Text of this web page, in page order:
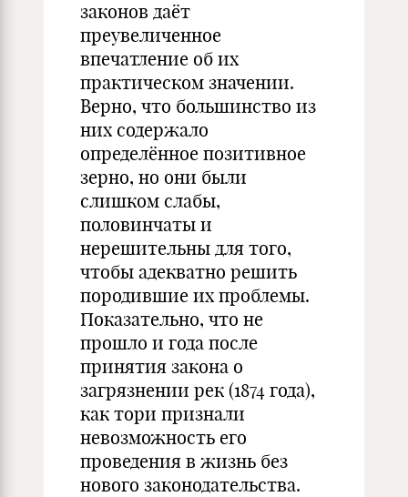
законов даёт
преувеличенное
впечатление об их
практическом значении.
Верно, что большинство из
них содержало
определённое позитивное
зерно, но они были
слишком слабы,
половинчаты и
нерешительны для того,
чтобы адекватно решить
породившие их проблемы.
Показательно, что не
прошло и года после
принятия закона о
загрязнении рек (1874 года),
как тори признали
невозможность его
проведения в жизнь без
нового законодательства.